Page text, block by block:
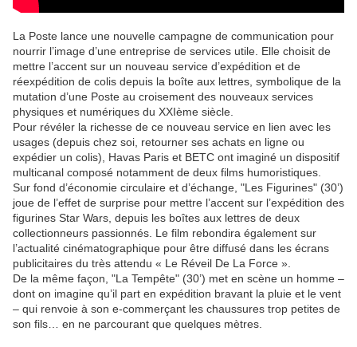
La Poste lance une nouvelle campagne de communication pour
nourrir l’image d’une entreprise de services utile. Elle choisit de
mettre l’accent sur un nouveau service d’expédition et de
réexpédition de colis depuis la boîte aux lettres, symbolique de la
mutation d’une Poste au croisement des nouveaux services
physiques et numériques du XXIème siècle.
Pour révéler la richesse de ce nouveau service en lien avec les
usages (depuis chez soi, retourner ses achats en ligne ou
expédier un colis), Havas Paris et BETC ont imaginé un dispositif
multicanal composé notamment de deux films humoristiques.
Sur fond d’économie circulaire et d’échange, "Les Figurines" (30’)
joue de l’effet de surprise pour mettre l’accent sur l’expédition des
figurines Star Wars, depuis les boîtes aux lettres de deux
collectionneurs passionnés. Le film rebondira également sur
l’actualité cinématographique pour être diffusé dans les écrans
publicitaires du très attendu « Le Réveil De La Force ».
De la même façon, "La Tempête" (30’) met en scène un homme –
dont on imagine qu’il part en expédition bravant la pluie et le vent
– qui renvoie à son e-commerçant les chaussures trop petites de
son fils… en ne parcourant que quelques mètres.